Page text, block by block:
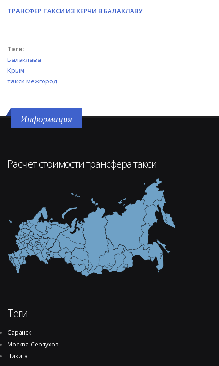
ТРАНСФЕР ТАКСИ ИЗ КЕРЧИ В БАЛАКЛАВУ
Тэги:
Балаклава
Крым
такси межгород
Информация
Расчет стоимости трансфера такси
Теги
Саранск
Москва-Серпухов
Никита